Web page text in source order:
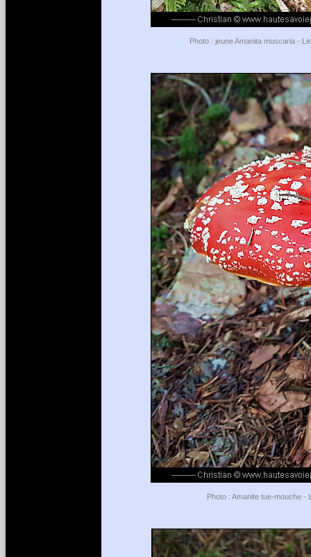
Photo : jeune Amanita muscaria -
Photo : Amanite tue-mouche